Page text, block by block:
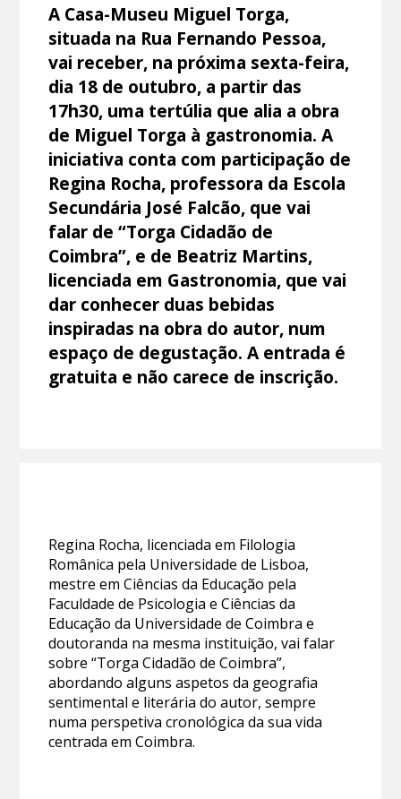
A Casa-Museu Miguel Torga,
situada na Rua Fernando Pessoa,
vai receber, na próxima sexta-feira,
dia 18 de outubro, a partir das
17h30, uma tertúlia que alia a obra
de Miguel Torga à gastronomia. A
iniciativa conta com participação de
Regina Rocha, professora da Escola
Secundária José Falcão, que vai
falar de “Torga Cidadão de
Coimbra”, e de Beatriz Martins,
licenciada em Gastronomia, que vai
dar conhecer duas bebidas
inspiradas na obra do autor, num
espaço de degustação. A entrada é
gratuita e não carece de inscrição.
Regina Rocha, licenciada em Filologia
Românica pela Universidade de Lisboa,
mestre em Ciências da Educação pela
Faculdade de Psicologia e Ciências da
Educação da Universidade de Coimbra e
doutoranda na mesma instituição, vai falar
sobre “Torga Cidadão de Coimbra”,
abordando alguns aspetos da geografia
sentimental e literária do autor, sempre
numa perspetiva cronológica da sua vida
centrada em Coimbra.